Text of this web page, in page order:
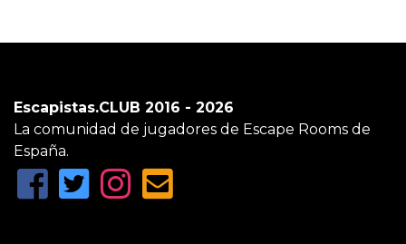
Escapistas.CLUB 2016 - 2026
La comunidad de jugadores de Escape Rooms de
España.